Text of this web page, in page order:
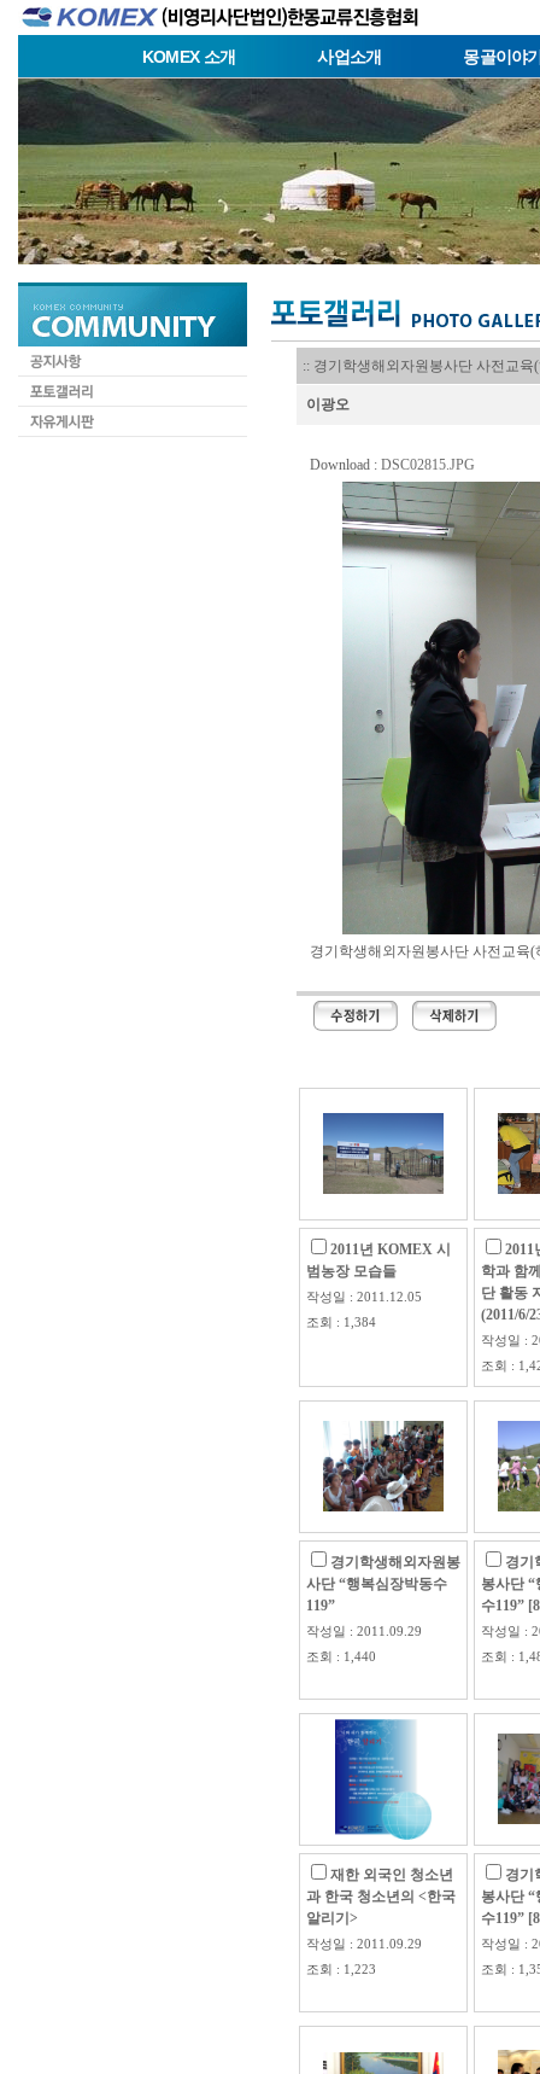
KOMEX 소개 사업소개 몽골이야
:: 경기학생해외자원봉사단 사전교
이광오
Download : DSC02815.JPG
경기학생해외자원봉사단 사전교육
2011년 KOMEX 시
범농장 모습들
작성일 : 2011.12.05
조회 : 1,384
2011
학과 함
단 활동
(2011/6/
작성일 :
조회 :
경기학생해외자원봉
사단 “행복심장박동수
119”
작성일 : 2011.09.29
조회 : 1,440
경기
봉사단
수119”
작성일 :
조회 :
재한 외국인 청소년
과 한국 청소년의 <한국
알리기>
작성일 : 2011.09.29
조회 : 1,223
경기
봉사단
수119”
작성일 :
조회 :